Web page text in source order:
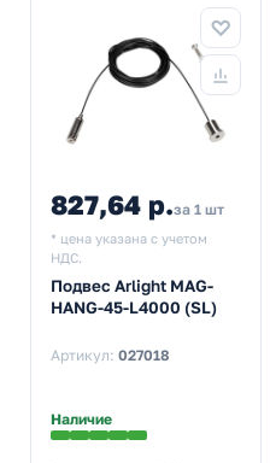
827,64 р.за 1 шт
* цена указана с учетом
НДС.
Подвес Arlight MAG-
HANG-45-L4000 (SL)
Артикул: 027018
Наличие